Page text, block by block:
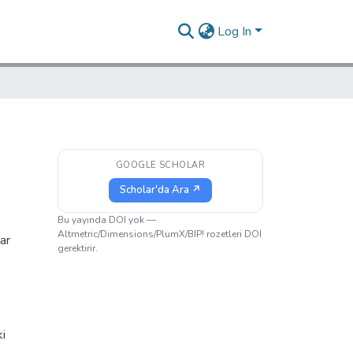
Log In
GOOGLE SCHOLAR
Scholar'da Ara ↗
Bu yayında DOI yok —
Altmetric/Dimensions/PlumX/BIP! rozetleri DOI
gerektirir.